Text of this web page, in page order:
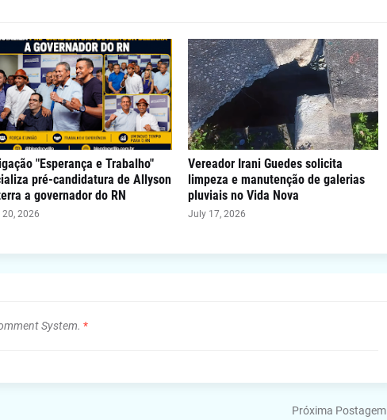
"Esperança e Trabalho"
pré-candidatura de Allyson
a governador do RN
2026
Vereador Irani Guedes solicita
limpeza e manutenção de galerias
pluviais no Vida Nova
July 17, 2026
System. *
Próxima Postagem